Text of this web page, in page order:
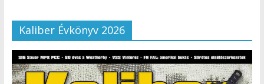
Kaliber Évkönyv 2026